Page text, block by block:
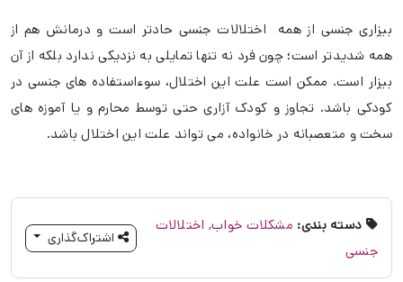
بیزاری جنسی از همه اختلالات جنسی حادتر است و درمانش هم از
همه شدیدتر است؛ چون فرد نه تنها تمایلی به نزدیکی ندارد بلکه از آن
بیزار است. ممکن است علت این اختلال، سوءاستفاده های جنسی در
کودکی باشد. تجاوز و کودک آزاری حتی توسط محارم و یا آموزه های
سخت و متعصبانه در خانواده، می تواند علت این اختلال باشد.
دسته بندی: مشکلات خواب, اختلالات
جنسی
اشتراک‌گذاری